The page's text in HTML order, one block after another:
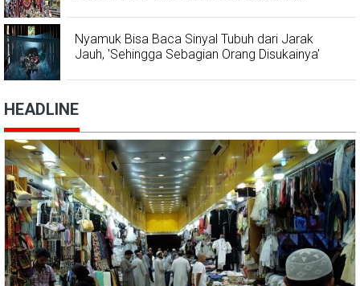
Nyamuk Bisa Baca Sinyal Tubuh dari Jarak
Jauh, 'Sehingga Sebagian Orang Disukainya'
HEADLINE